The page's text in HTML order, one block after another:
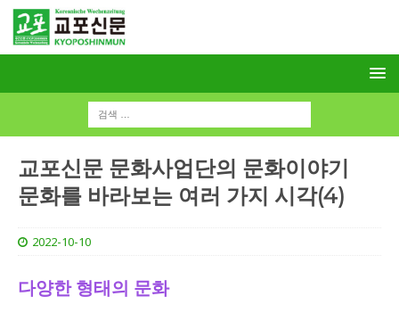
교포신문 문화사업단의 문화이야기
문화를 바라보는 여러 가지 시각(4)
2022-10-10
다양한 형태의 문화